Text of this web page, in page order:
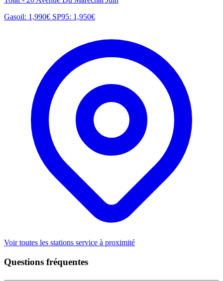
Gasoil: 1,990€ SP95: 1,950€
Voir toutes les stations service à proximité
Questions fréquentes